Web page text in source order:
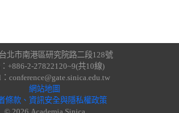
北市南港區研究院路二段128號
+886-2-27822120~9(共10線)
conference@gate.sinica.edu.tw
網站地圖
條款、資訊安全與隱私權政策